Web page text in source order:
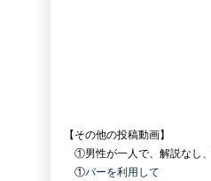
【その他の投稿動画】
①男性が一人で、解説なし
①バーを利用して